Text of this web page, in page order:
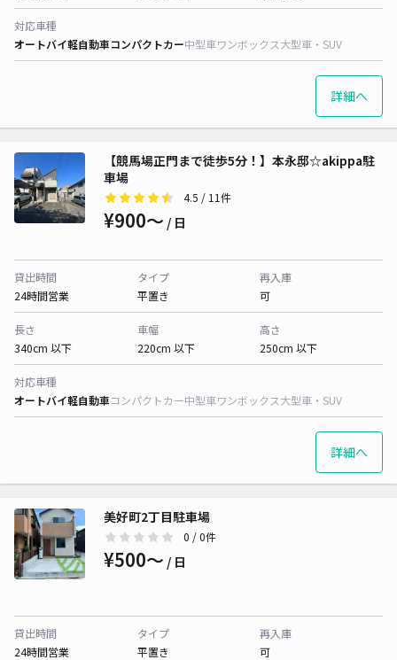
対応車種
オートバイ軽自動車コンパクトカー中型車ワンボックス大型車・SUV
詳細へ
【競馬場正門まで徒歩5分！】本永邸☆akippa駐
車場
4.5 / 11件
¥900〜 / 日
貸出時間
24時間営業
タイプ
平置き
再入庫
可
長さ
340cm 以下
車幅
220cm 以下
高さ
250cm 以下
対応車種
オートバイ軽自動車コンパクトカー中型車ワンボックス大型車・SUV
詳細へ
美好町2丁目駐車場
0 / 0件
¥500〜 / 日
貸出時間
24時間営業
タイプ
平置き
再入庫
可